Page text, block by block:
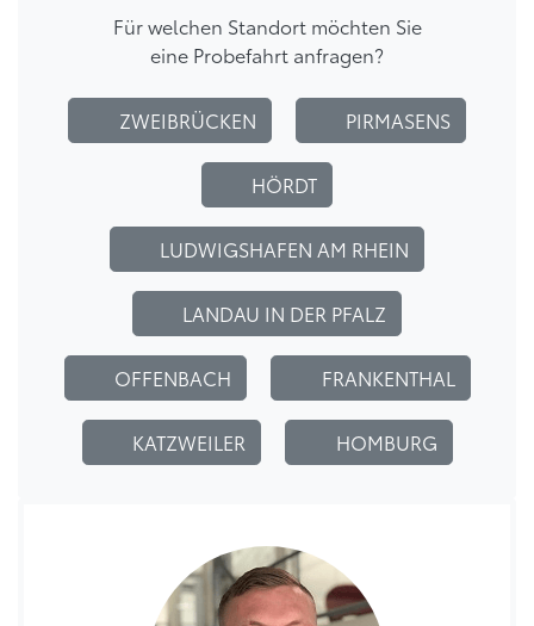
Für welchen Standort möchten Sie
eine Probefahrt anfragen?
ZWEIBRÜCKEN PIRMASENS
HÖRDT
LUDWIGSHAFEN AM RHEIN
LANDAU IN DER PFALZ
OFFENBACH FRANKENTHAL
KATZWEILER HOMBURG